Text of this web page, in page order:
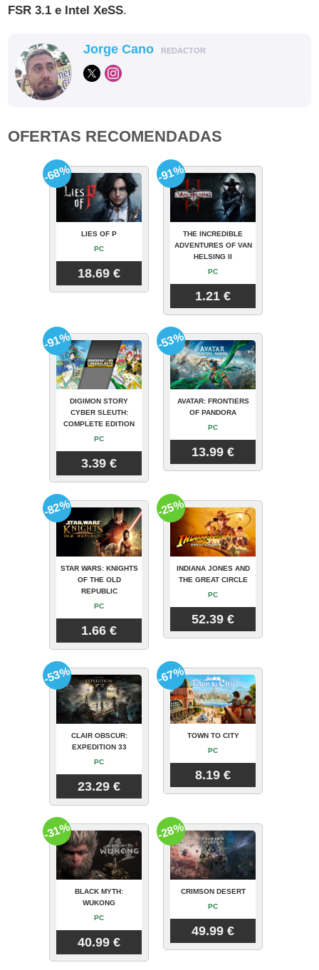
FSR 3.1 e Intel XeSS.
Jorge Cano REDACTOR
OFERTAS RECOMENDADAS
LIES OF P
PC
18.69 €
-68%
THE INCREDIBLE
ADVENTURES OF VAN
HELSING II
PC
1.21 €
-91%
DIGIMON STORY
CYBER SLEUTH:
COMPLETE EDITION
PC
3.39 €
-91%
AVATAR: FRONTIERS
OF PANDORA
PC
13.99 €
-53%
STAR WARS: KNIGHTS
OF THE OLD
REPUBLIC
PC
1.66 €
-82%
INDIANA JONES AND
THE GREAT CIRCLE
PC
52.39 €
-25%
CLAIR OBSCUR:
EXPEDITION 33
PC
23.29 €
-53%
TOWN TO CITY
PC
8.19 €
-67%
BLACK MYTH:
WUKONG
PC
40.99 €
-31%
CRIMSON DESERT
PC
49.99 €
-28%